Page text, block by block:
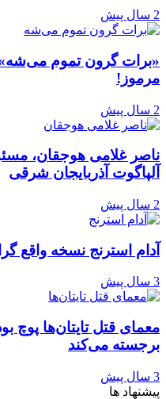
2 سال پیش
«برات گرون تموم
مرموز!
2 سال پیش
ناصر غلامی هوجقان،
آلپاگوت آذربایجان شرقی
2 سال پیش
آدام استرنج نسخه واقع
3 سال پیش
معمای قتل تایتان‌ها پوچ
برجسته می‌کند
3 سال پیش
پیشنهاد ها